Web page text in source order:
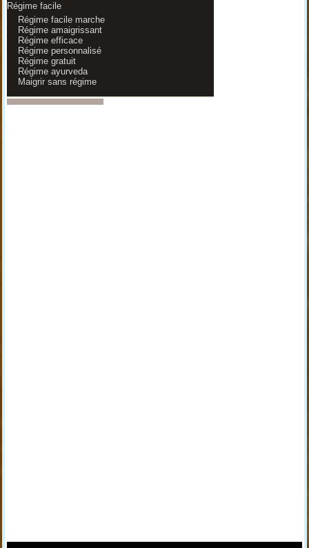
Régime facile
Régime facile marche
Régime amaigrissant
Régime efficace
Régime personnalisé
Régime gratuit
Régime ayurveda
Maigrir sans régime